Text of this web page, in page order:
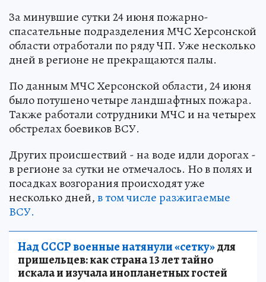
За минувшие сутки 24 июня пожарно-
спасательные подразделения МЧС Херсонской
области отработали по ряду ЧП. Уже несколько
дней в регионе не прекращаются палы.
По данным МЧС Херсонской области, 24 июня
было потушено четыре ландшафтных пожара.
Также работали сотрудники МЧС и на четырех
обстрелах боевиков ВСУ.
Других происшествий - на воде идли дорогах -
в регионе за сутки не отмечалось. Но в полях и
посадках возгорания происходят уже
несколько дней,в том числе разжигаемые
ВСУ.
Над СССР военные натянули «сетку»для
пришельцев: как страна 13 лет тайно
искала и изучала инопланетных гостей